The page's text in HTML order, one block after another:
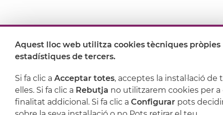
Aquest lloc web utilitza cookies tècniques pròpies
estadístiques de tercers.
Si fa clic a Acceptar totes, acceptes la instal·lació de
elles. Si fa clic a Rebutja no utilitzarem cookies per a
finalitat addicional. Si fa clic a Configurar pots